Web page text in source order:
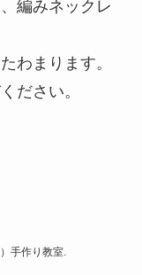
編みネックレ
わまります。
ださい。
手作り教室.